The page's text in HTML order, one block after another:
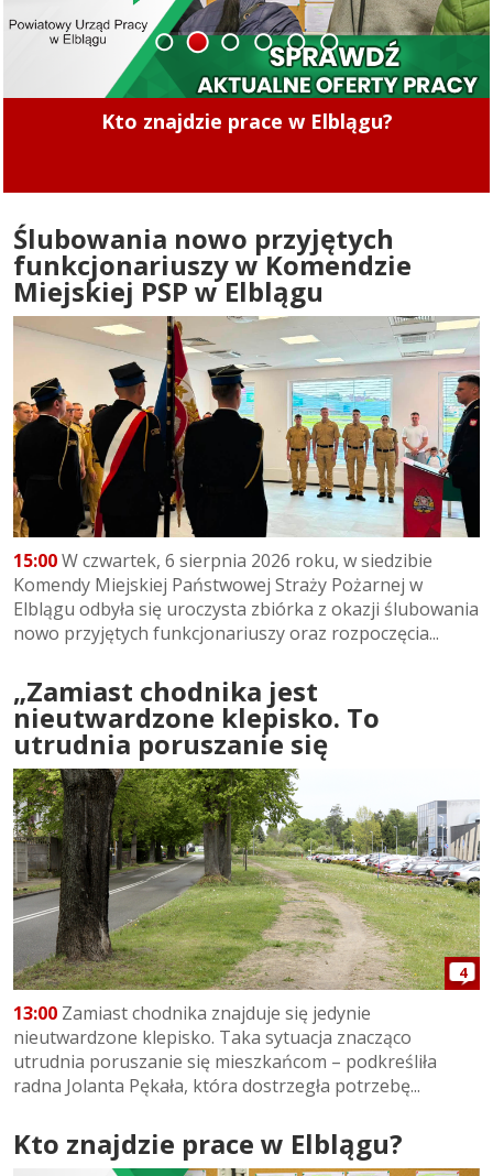
S7: Zablokowany wjazd do Elbląga w
1 2 3 4 5 6
Ślubowania nowo przyjętych
funkcjonariuszy w Komendzie
Miejskiej PSP w Elblągu
15:00W czwartek, 6 sierpnia 2026 roku, w siedzibie
Komendy Miejskiej Państwowej Straży Pożarnej w
Elblągu odbyła się uroczysta zbiórka z okazji ślubowania
nowo przyjętych funkcjonariuszy oraz rozpoczęcia...
„Zamiast chodnika jest
nieutwardzone klepisko. To
utrudnia poruszanie się
4
13:00 Zamiast chodnika znajduje się jedynie
nieutwardzone klepisko. Taka sytuacja znacząco
utrudnia poruszanie się mieszkańcom – podkreśliła
radna Jolanta Pękała, która dostrzegła potrzebę...
Kto znajdzie prace w Elblągu?